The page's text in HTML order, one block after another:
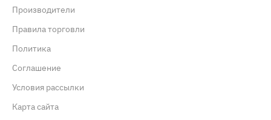
Производители
Правила торговли
Политика
Cоглашение
Условия рассылки
Карта сайта